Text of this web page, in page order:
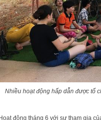
Nhiều hoạt động hấp dẫn được tổ
Hoạt động tháng 6 với sự tham gia